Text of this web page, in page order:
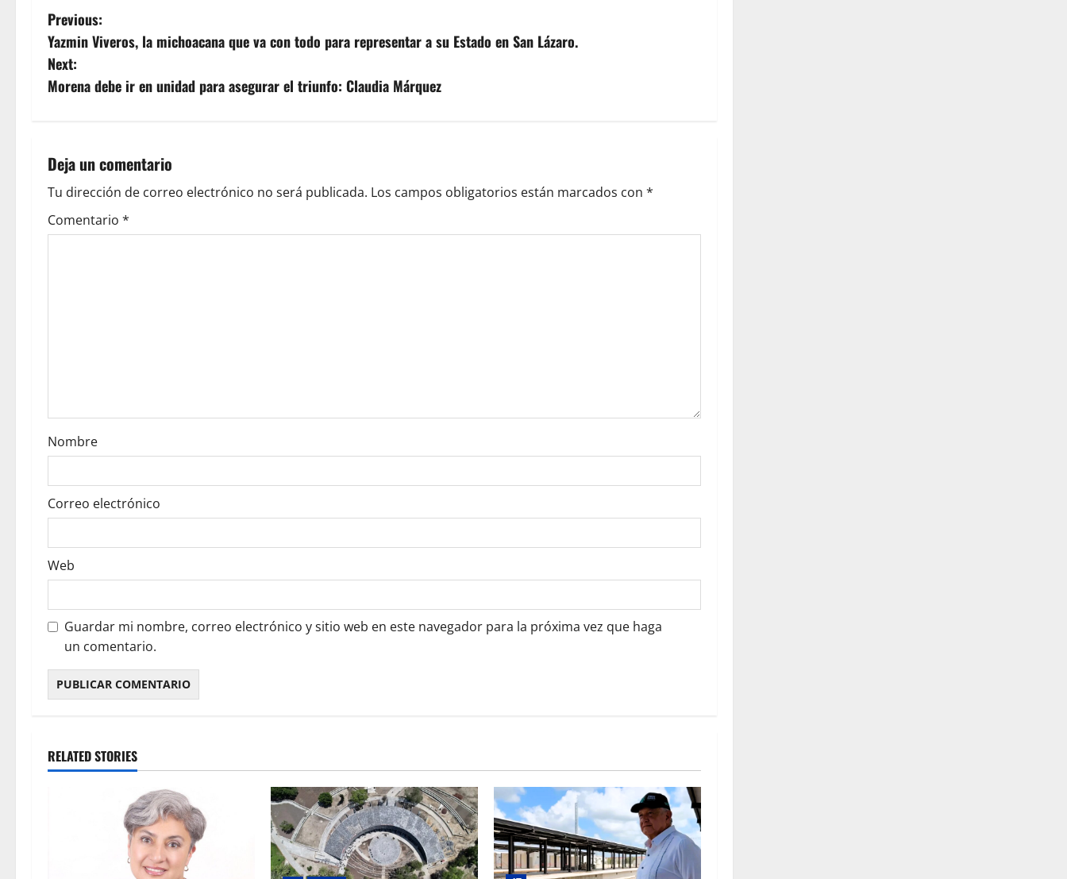
P
o
s
n
a
v
o
n
Previous:
Yazmin Viveros, la michoacana que va con todo para representar a su Estado en San Lázaro.
Next:
Morena debe ir en unidad para asegurar el triunfo: Claudia Márquez
Deja un comentario
Tu dirección de correo electrónico no será publicada. Los campos obligatorios están marcados con *
Comentario *
Nombre
Correo electrónico
Web
Guardar mi nombre, correo electrónico y sitio web en este navegador para la próxima vez que haga
un comentario.
RELATED STORIES